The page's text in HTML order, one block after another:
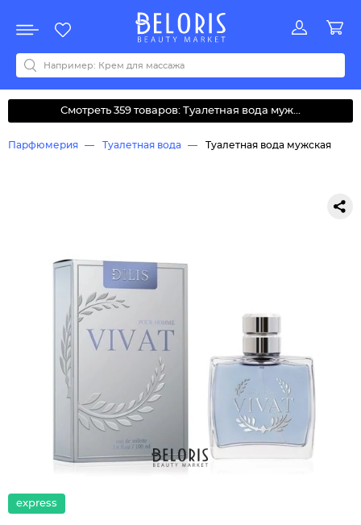
Акции
Все бренды
0-9ABCDEFGHIJKLMNOPQRSTUVWYZАБВДЗИМОКЛНПРСТУФ
Смотреть 359 товаров: Туалетная вода муж...
Парфюмерия Туалетная вода Туалетная вода мужская
express